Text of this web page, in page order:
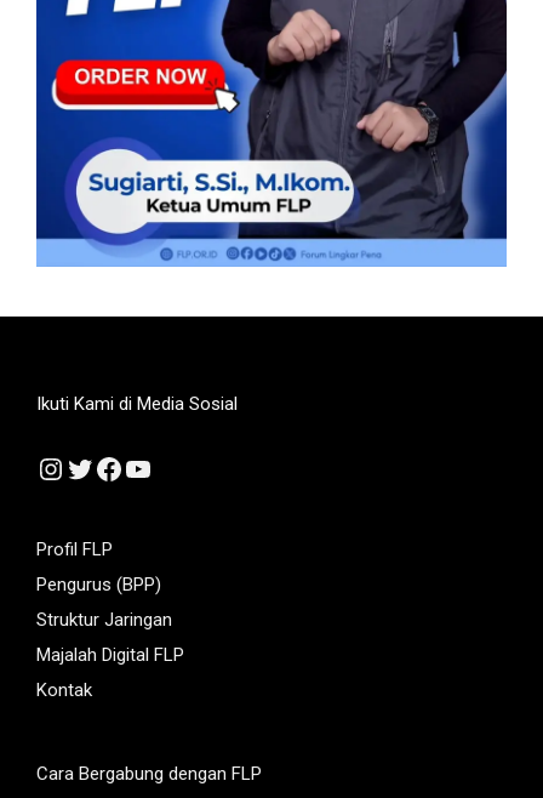
Ikuti Kami di Media Sosial
Instagram
Twitter
Facebook
YouTube
Profil FLP
Pengurus (BPP)
Struktur Jaringan
Majalah Digital FLP
Kontak
Cara Bergabung dengan FLP